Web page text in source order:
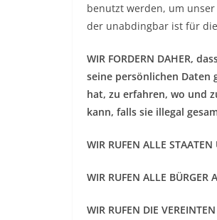
benutzt werden, um
der unabdingbar ist für
WIR FORDERN DAHER,
seine persönlichen Daten
hat, zu erfahren, wo und
kann, falls sie illegal
WIR RUFEN ALLE
WIR RUFEN ALLE
WIR RUFEN DIE